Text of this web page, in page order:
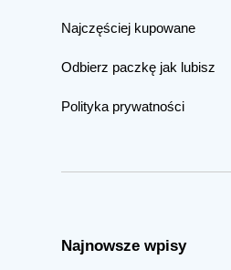
Najczęściej kupowane
Odbierz paczkę jak lubisz
Polityka prywatności
Najnowsze wpisy